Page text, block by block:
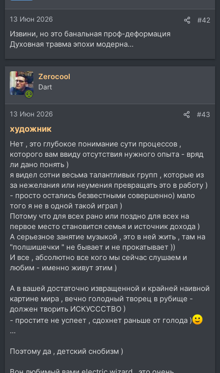
13 Июн 2026 #42
Извини, но это банальная проф-деформация
Духовная травма эпохи модерна...
Zerocool
Dart
13 Июн 2026 #43
художник
Нет , это глубокое понимание сути процессов ,
которого вам ввиду отсутствия нужного опыта - вряд
ли дано понять )
я видел сотни весьма талантливых групп , которые из
за нежелания или неумения превращать это в работу )
- просто остались безвестными совершенно) мало
того я не в одной такой играл )
Потому что для всех рано или поздно для всех на
первое место становится семья и источник дохода )
А серьезное занятие музыкой , это в ней жить , там на
"полшишечки " не бывает и не прокатывает ))
И все , абсолютно все кого мы сейчас слушаем и
любим - именно живут этим )
А в вашей достаточно извращенной и крайней наивной
картине мира , вечно голодный творец в рубище -
должен творить ИСКУСССТВО )
- простите не успеет , сдохнет раньше от голода )
...
Поэтому да , детский снобизм )